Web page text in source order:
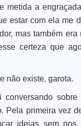
metida a
estar com ela me
mas também era
certeza que
não existe, garota.
conversando
Pela primeira vez
ideias sem nos